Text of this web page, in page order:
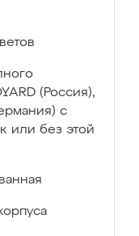
(Россия),
с
или без этой